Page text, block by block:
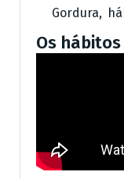
Gordura,
Os